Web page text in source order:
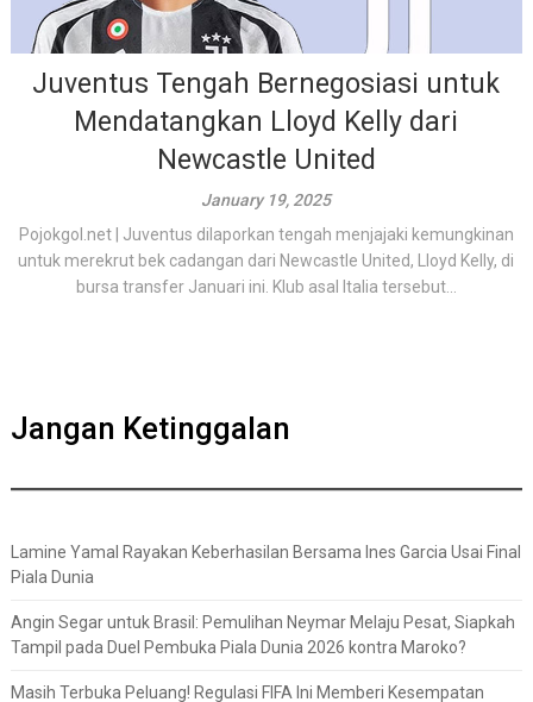
Juventus Tengah Bernegosiasi untuk
Mendatangkan Lloyd Kelly dari
Newcastle United
January 19, 2025
Pojokgol.net | Juventus dilaporkan tengah menjajaki kemungkinan
untuk merekrut bek cadangan dari Newcastle United, Lloyd Kelly, di
bursa transfer Januari ini. Klub asal Italia tersebut...
Jangan Ketinggalan
Lamine Yamal Rayakan Keberhasilan Bersama Ines Garcia Usai Final
Piala Dunia
Angin Segar untuk Brasil: Pemulihan Neymar Melaju Pesat, Siapkah
Tampil pada Duel Pembuka Piala Dunia 2026 kontra Maroko?
Masih Terbuka Peluang! Regulasi FIFA Ini Memberi Kesempatan